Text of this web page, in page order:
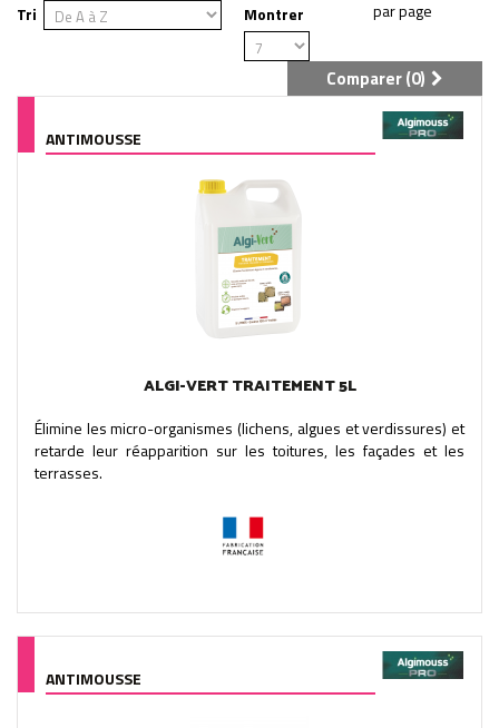
Tri Montrer
Comparer (0)
ANTIMOUSSE
ALGI-VERT TRAITEMENT 5L
Élimine les micro-organismes (lichens, algues et verdissures) et
retarde leur réapparition sur les toitures, les façades et les
terrasses.
ANTIMOUSSE